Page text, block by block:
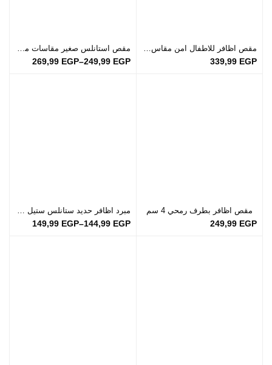
مقص اظافر للاطفال امن مقاس 4.5سم
339,99 EGP
مقص استانلس صغير مقاسات مختلفة
249,99 EGP
–
269,99 EGP
مقص اظافر بطرف رمحي 4 سم
249,99 EGP
144,99 EGP
–
149,99 EGP